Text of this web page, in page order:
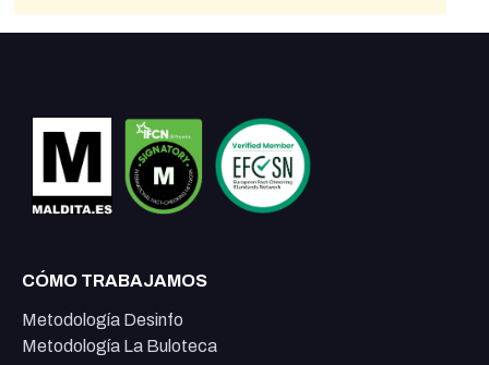
CÓMO TRABAJAMOS
Metodología Desinfo
Metodología La Buloteca